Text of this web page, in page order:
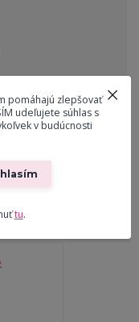
pomáhajú zlepšovať
udeľujete súhlas s
v budúcnosti
tu.